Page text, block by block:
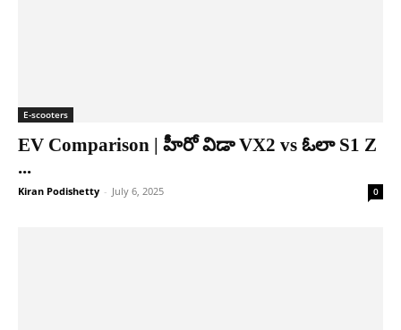
E-scooters
EV Comparison | హీరో విడా VX2 vs ఓలా S1 Z
...
Kiran Podishetty - July 6, 2025 0